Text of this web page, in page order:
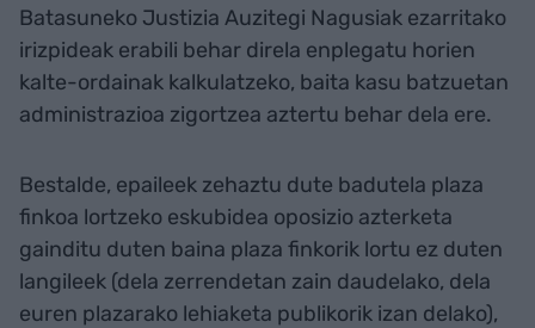
Batasuneko Justizia Auzitegi Nagusiak ezarritako
irizpideak erabili behar direla enplegatu horien
kalte-ordainak kalkulatzeko, baita kasu batzuetan
administrazioa zigortzea aztertu behar dela ere.
Bestalde, epaileek zehaztu dute badutela plaza
finkoa lortzeko eskubidea oposizio azterketa
gainditu duten baina plaza finkorik lortu ez duten
langileek (dela zerrendetan zain daudelako, dela
euren plazarako lehiaketa publikorik izan delako),